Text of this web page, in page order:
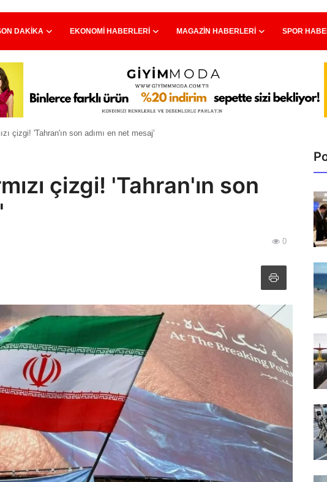
DAKIKA EKONOMI HABERLERI MAGAZIN HABERLERI SPOR
çizgi! 'Tahran'ın son adımı en net mesaj'
çizgi! 'Tahran'ın son
0